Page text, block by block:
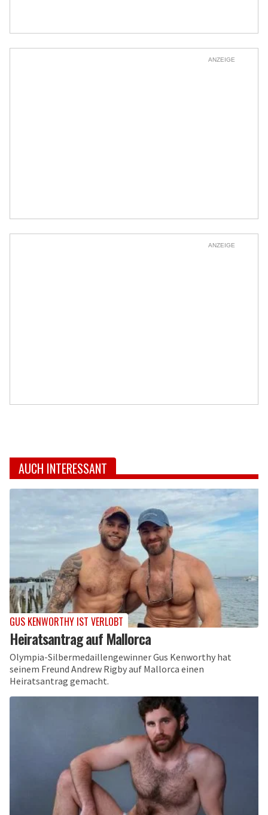
ANZEIGE
ANZEIGE
AUCH INTERESSANT
GUS KENWORTHY IST VERLOBT
Heiratsantrag auf Mallorca
Olympia-Silbermedaillengewinner Gus Kenworthy hat
seinem Freund Andrew Rigby auf Mallorca einen
Heiratsantrag gemacht.